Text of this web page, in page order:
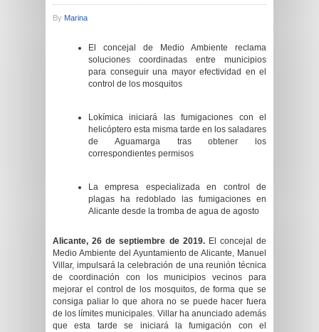
By Marina
El concejal de Medio Ambiente reclama
soluciones coordinadas entre municipios
para conseguir una mayor efectividad en el
control de los mosquitos
Lokímica iniciará las fumigaciones con el
helicóptero esta misma tarde en los saladares
de Aguamarga tras obtener los
correspondientes permisos
La empresa especializada en control de
plagas ha redoblado las fumigaciones en
Alicante desde la tromba de agua de agosto
Alicante,26 de septiembre de 2019. El concejal de
Medio Ambiente del Ayuntamiento de Alicante, Manuel
Villar, impulsará la celebración de una reunión técnica
de coordinación con los municipios vecinos para
mejorar el control de los mosquitos, de forma que se
consiga paliar lo que ahora no se puede hacer fuera
de los límites municipales. Villar ha anunciado además
que esta tarde se iniciará la fumigación con el